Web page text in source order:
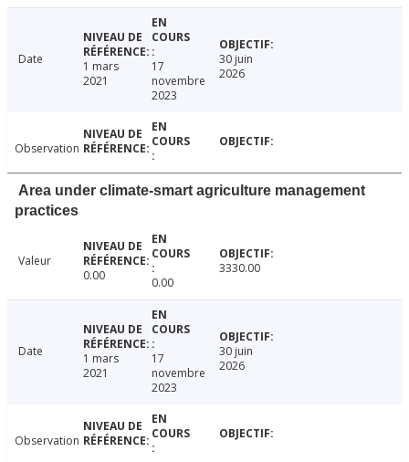
Date
1 mars
2021
17
novembre
2023
30 juin
2026
Observation
Area under climate-smart agriculture management
practices
Valeur
0.00
0.00
3330.00
Date
1 mars
2021
17
novembre
2023
30 juin
2026
Observation